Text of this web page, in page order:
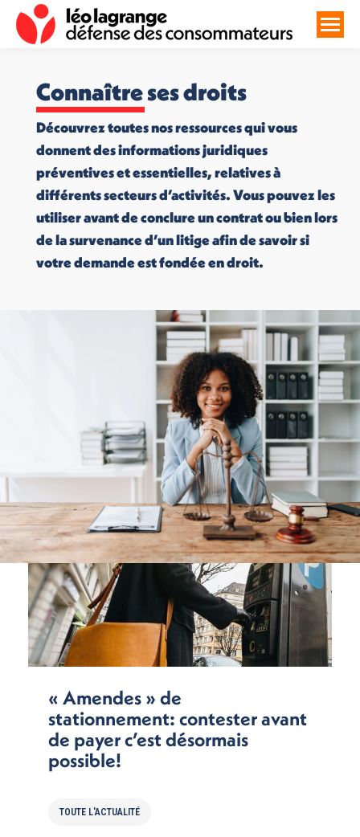
Connaître ses droits
Découvrez toutes nos ressources qui vous
donnent des informations juridiques
préventives et essentielles, relatives à
différents secteurs d’activités. Vous pouvez les
utiliser avant de conclure un contrat ou bien lors
de la survenance d’un litige afin de savoir si
votre demande est fondée en droit.
« Amendes » de
stationnement: contester avant
de payer c’est désormais
possible!
TOUTE L'ACTUALITÉ